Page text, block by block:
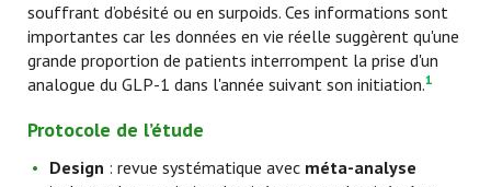
souffrant d’obésité ou en surpoids. Ces informations sont
importantes car les données en vie réelle suggèrent qu'une
grande proportion de patients interrompent la prise d'un
analogue du GLP-1 dans l'année suivant son initiation.1
Protocole de l’étude
Design : revue systématique avec méta-analyse